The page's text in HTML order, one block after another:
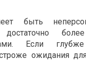
быть
Если
ожидания